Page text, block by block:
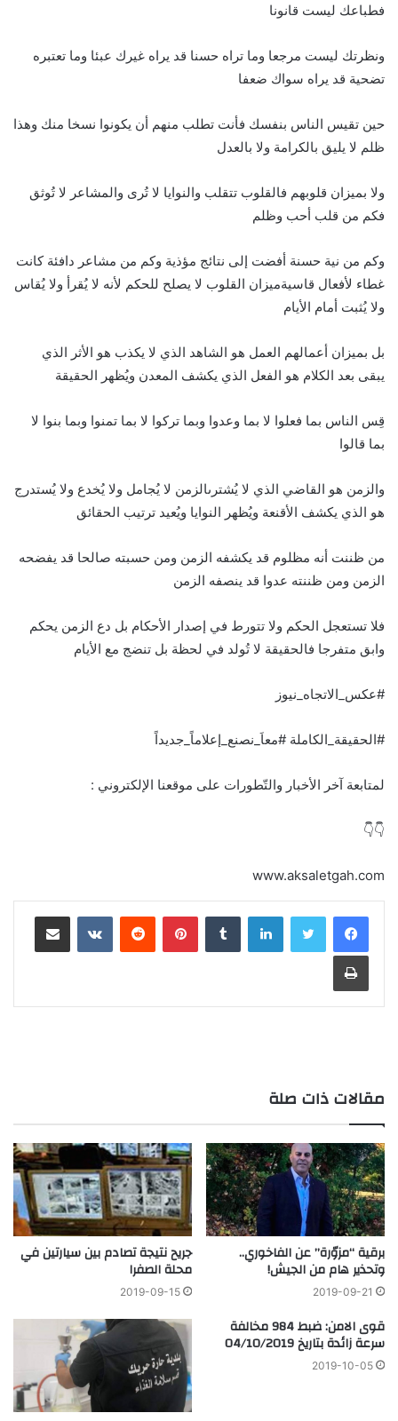
فطباعك ليست قانونا
ونظرتك ليست مرجعا وما تراه حسنا قد يراه غيرك عبئا وما تعتبره
تضحية قد يراه سواك ضعفا
حين تقيس الناس بنفسك فأنت تطلب منهم أن يكونوا نسخا منك وهذا
ظلم لا يليق بالكرامة ولا بالعدل
ولا بميزان قلوبهم فالقلوب تتقلب والنوايا لا تُرى والمشاعر لا تُوثق
فكم من قلب أحب وظلم
وكم من نية حسنة أفضت إلى نتائج مؤذية وكم من مشاعر دافئة كانت
غطاء لأفعال قاسيةميزان القلوب لا يصلح للحكم لأنه لا يُقرأ ولا يُقاس
ولا يُثبت أمام الأيام
بل بميزان أعمالهم العمل هو الشاهد الذي لا يكذب هو الأثر الذي
يبقى بعد الكلام هو الفعل الذي يكشف المعدن ويُظهر الحقيقة
قِس الناس بما فعلوا لا بما وعدوا وبما تركوا لا بما تمنوا وبما بنوا لا
بما قالوا
والزمن هو القاضي الذي لا يُشترىالزمن لا يُجامل ولا يُخدع ولا يُستدرج
هو الذي يكشف الأقنعة ويُظهر النوايا ويُعيد ترتيب الحقائق
من ظننت أنه مظلوم قد يكشفه الزمن ومن حسبته صالحا قد يفضحه
الزمن ومن ظننته عدوا قد ينصفه الزمن
فلا تستعجل الحكم ولا تتورط في إصدار الأحكام بل دع الزمن يحكم
وابق متفرجا فالحقيقة لا تُولد في لحظة بل تنضج مع الأيام
#عكس_الاتجاه_نيوز
#الحقيقة_الكاملة #معاَ_نصنع_إعلاماً_جديداً
لمتابعة آخر الأخبار والتّطورات على موقعنا الإلكتروني :
👇👇
www.aksaletgah.com
لينكدإن بينتيريست مشاركة عبر البريد
طباعة
مقالات ذات صلة
برقية “مزوّرة” عن الفاخوري..
وتحذير هام من الجيش!
2019-09-21
جريح نتيجة تصادم بين سيارتين في
محلة الصفرا
2019-09-15
قوى الامن: ضبط 984 مخالفة
سرعة زائدة بتاريخ 04/10/2019
2019-10-05